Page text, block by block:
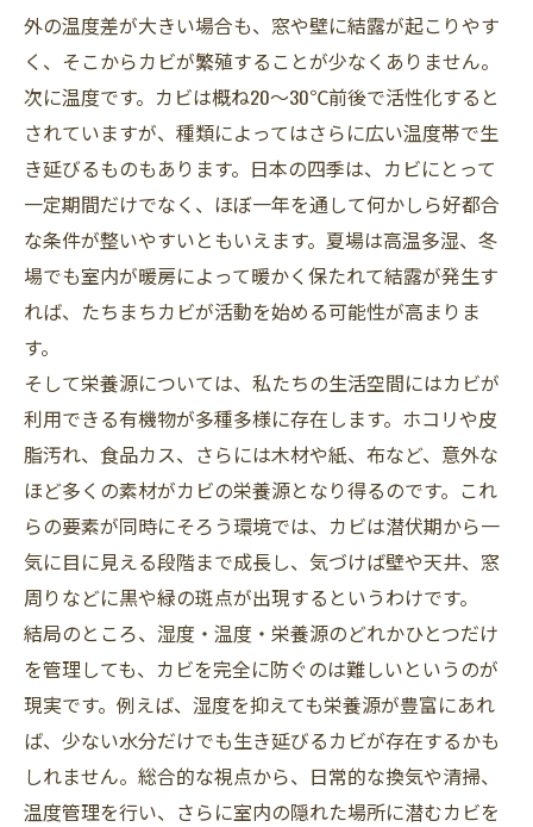
外の温度差が大きい場合も、窓や壁に結露が起こりやす
く、そこからカビが繁殖することが少なくありません。
次に温度です。カビは概ね20～30℃前後で活性化すると
されていますが、種類によってはさらに広い温度帯で生
き延びるものもあります。日本の四季は、カビにとって
一定期間だけでなく、ほぼ一年を通して何かしら好都合
な条件が整いやすいともいえます。夏場は高温多湿、冬
場でも室内が暖房によって暖かく保たれて結露が発生す
れば、たちまちカビが活動を始める可能性が高まりま
す。
そして栄養源については、私たちの生活空間にはカビが
利用できる有機物が多種多様に存在します。ホコリや皮
脂汚れ、食品カス、さらには木材や紙、布など、意外な
ほど多くの素材がカビの栄養源となり得るのです。これ
らの要素が同時にそろう環境では、カビは潜伏期から一
気に目に見える段階まで成長し、気づけば壁や天井、窓
周りなどに黒や緑の斑点が出現するというわけです。
結局のところ、湿度・温度・栄養源のどれかひとつだけ
を管理しても、カビを完全に防ぐのは難しいというのが
現実です。例えば、湿度を抑えても栄養源が豊富にあれ
ば、少ない水分だけでも生き延びるカビが存在するかも
しれません。総合的な視点から、日常的な換気や清掃、
温度管理を行い、さらに室内の隠れた場所に潜むカビを